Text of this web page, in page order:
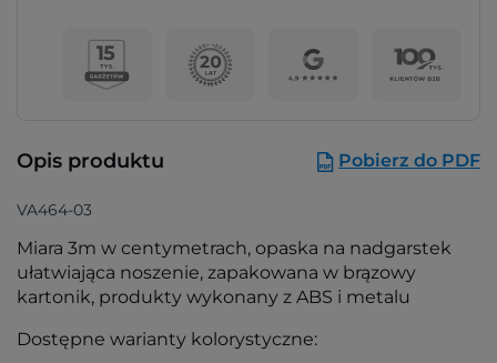
Opis produktu Pobierz do PDF
VA464-03
Miara 3m w centymetrach, opaska na nadgarstek
ułatwiająca noszenie, zapakowana w brązowy
kartonik, produkty wykonany z ABS i metalu
Dostępne warianty kolorystyczne: